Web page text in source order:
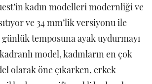
kadın modelleri modernliği ve
ve 34 mm’lik versiyonu ile
günlük temposuna ayak uydurmayı
model, kadınların en çok
olarak öne çıkarken, erkek